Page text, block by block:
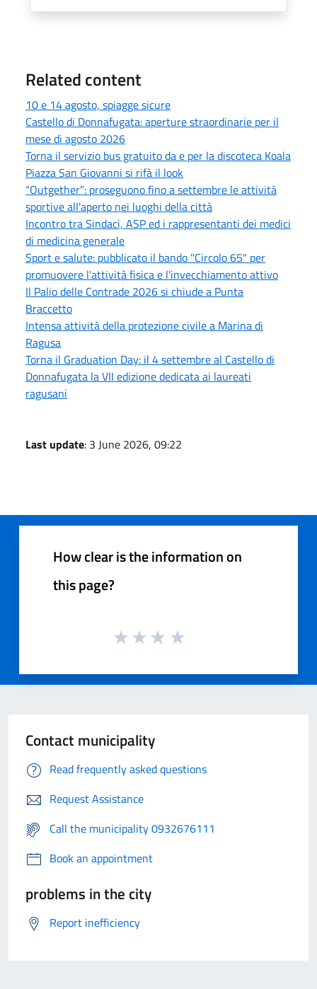
Related content
10 e 14 agosto, spiagge sicure
Castello di Donnafugata: aperture straordinarie per il
mese di agosto 2026
Torna il servizio bus gratuito da e per la discoteca Koala
Piazza San Giovanni si rifà il look
“Outgether”: proseguono fino a settembre le attività
sportive all'aperto nei luoghi della città
Incontro tra Sindaci, ASP ed i rappresentanti dei medici
di medicina generale
Sport e salute: pubblicato il bando "Circolo 65" per
promuovere l'attività fisica e l'invecchiamento attivo
Il Palio delle Contrade 2026 si chiude a Punta
Braccetto
Intensa attività della protezione civile a Marina di
Ragusa
Torna il Graduation Day: il 4 settembre al Castello di
Donnafugata la VII edizione dedicata ai laureati
ragusani
Last update: 3 June 2026, 09:22
How clear is the information on
this page?
Contact municipality
Read frequently asked questions
Request Assistance
Call the municipality 0932676111
Book an appointment
problems in the city
Report inefficiency